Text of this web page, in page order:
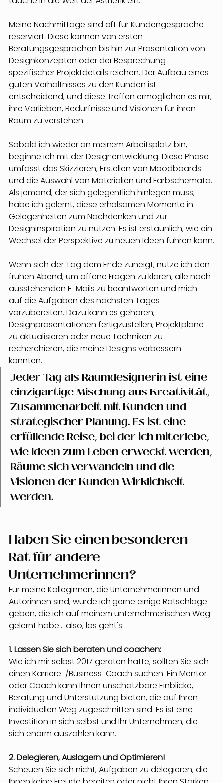
Meine Nachmittage sind oft für Kundengespräche
reserviert. Diese können von ersten
Beratungsgesprächen bis hin zur Präsentation von
Designkonzepten oder der Besprechung
spezifischer Projektdetails reichen. Der Aufbau eines
guten Verhältnisses zu den Kunden ist
entscheidend, und diese Treffen ermöglichen es mir,
ihre Vorlieben, Bedürfnisse und Visionen für ihren
Raum zu verstehen.
Sobald ich wieder an meinem Arbeitsplatz bin,
beginne ich mit der Designentwicklung. Diese Phase
umfasst das Skizzieren, Erstellen von Moodboards
und die Auswahl von Materialien und Farbschemata.
Als jemand, der sich gelegentlich hinlegen muss,
habe ich gelernt, diese erholsamen Momente in
Gelegenheiten zum Nachdenken und zur
Designinspiration zu nutzen. Es ist erstaunlich, wie ein
Wechsel der Perspektive zu neuen Ideen führen kann.
Wenn sich der Tag dem Ende zuneigt, nutze ich den
frühen Abend, um offene Fragen zu klären, alle noch
ausstehenden E-Mails zu beantworten und mich
auf die Aufgaben des nächsten Tages
vorzubereiten. Dazu kann es gehören,
Designpräsentationen fertigzustellen, Projektpläne
zu aktualisieren oder neue Techniken zu
recherchieren, die meine Designs verbessern
könnten.
Jeder Tag als Raumdesignerin ist eine
einzigartige Mischung aus Kreativität,
Zusammenarbeit mit Kunden und
strategischer Planung. Es ist eine
erfüllende Reise, bei der ich miterlebe,
wie Ideen zum Leben erweckt werden,
Räume sich verwandeln und die
Visionen der Kunden Wirklichkeit
werden.
Haben Sie einen besonderen
Rat für andere
Unternehmerinnen?
Für meine Kolleginnen, die Unternehmerinnen und
Autorinnen sind, würde ich gerne einige Ratschläge
geben, die ich auf meinem unternehmerischen Weg
gelernt habe... also, los geht's:
1. Lassen Sie sich beraten und coachen:
Wie ich mir selbst 2017 geraten hätte, sollten Sie sich
einen Karriere-/Business-Coach suchen. Ein Mentor
oder Coach kann Ihnen unschätzbare Einblicke,
Beratung und Unterstützung bieten, die auf Ihren
individuellen Weg zugeschnitten sind. Es ist eine
Investition in sich selbst und Ihr Unternehmen, die
sich enorm auszahlen kann.
2. Delegieren, Auslagern und Optimieren!
Scheuen Sie sich nicht, Aufgaben zu delegieren, die